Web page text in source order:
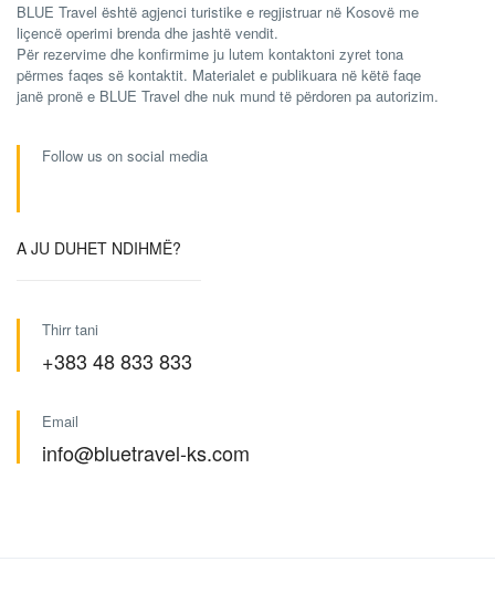
BLUE Travel është agjenci turistike e regjistruar në Kosovë me
liçencë operimi brenda dhe jashtë vendit.
Për rezervime dhe konfirmime ju lutem kontaktoni zyret tona
përmes faqes së kontaktit. Materialet e publikuara në këtë faqe
janë pronë e BLUE Travel dhe nuk mund të përdoren pa autorizim.
Follow us on social media
A JU DUHET NDIHMË?
Thirr tani
+383 48 833 833
Email
info@bluetravel-ks.com